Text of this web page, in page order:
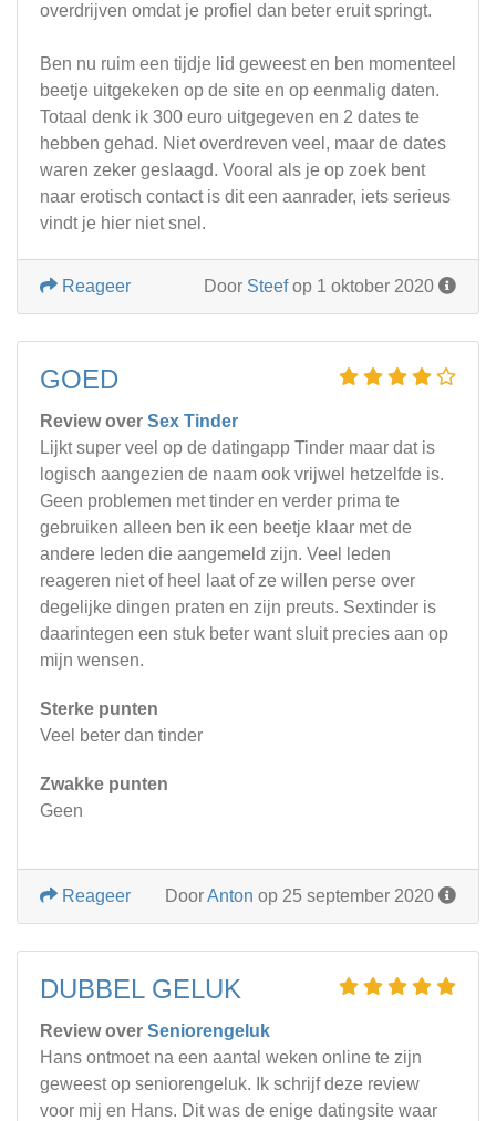
overdrijven omdat je profiel dan beter eruit springt.
Ben nu ruim een tijdje lid geweest en ben momenteel
beetje uitgekeken op de site en op eenmalig daten.
Totaal denk ik 300 euro uitgegeven en 2 dates te
hebben gehad. Niet overdreven veel, maar de dates
waren zeker geslaagd. Vooral als je op zoek bent
naar erotisch contact is dit een aanrader, iets serieus
vindt je hier niet snel.
Door Steefop 1 oktober 2020
Reageer
GOED
Review over Sex Tinder
Lijkt super veel op de datingapp Tinder maar dat is
logisch aangezien de naam ook vrijwel hetzelfde is.
Geen problemen met tinder en verder prima te
gebruiken alleen ben ik een beetje klaar met de
andere leden die aangemeld zijn. Veel leden
reageren niet of heel laat of ze willen perse over
degelijke dingen praten en zijn preuts. Sextinder is
daarintegen een stuk beter want sluit precies aan op
mijn wensen.
Sterke punten
Veel beter dan tinder
Zwakke punten
Geen
DoorAnton op 25 september 2020
Reageer
DUBBEL GELUK
Review over Seniorengeluk
Hans ontmoet na een aantal weken online te zijn
geweest op seniorengeluk. Ik schrijf deze review
voor mij en Hans. Dit was de enige datingsite waar